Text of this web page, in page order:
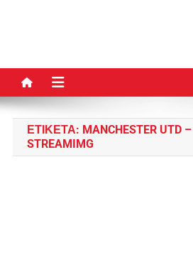
ΕΤΙΚΈΤΑ: MANCHESTER UTD
STREAMIMG